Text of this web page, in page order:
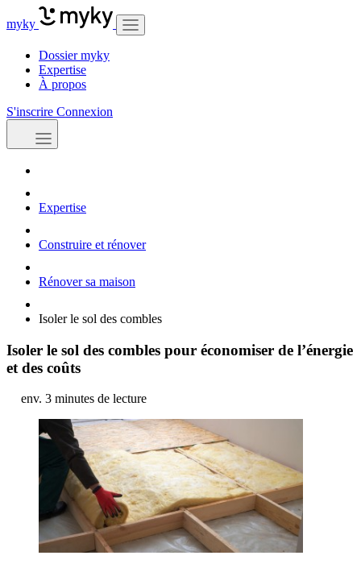
myky
Dossier myky
Expertise
À propos
S'inscrire Connexion
Expertise
Construire et rénover
Rénover sa maison
Isoler le sol des combles
Isoler le sol des combles pour économiser de l’énergie
et des coûts
env. 3 minutes de lecture